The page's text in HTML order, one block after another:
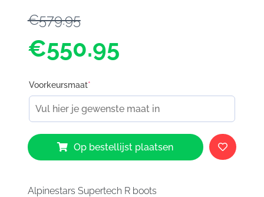
€579.95
€550.95
Voorkeursmaat*
Alpinestars
Supertech
1634
Op bestellijst plaatsen
Alpinestars Supertech R boots